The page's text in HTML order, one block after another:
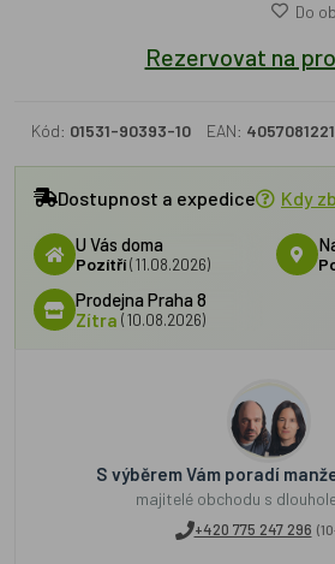
Do
Rezervovat na
Kód: 01531-90393-10 EAN:
Dostupnost a expedice Kdy
U Vás doma
Pozítří(11.08.2026)
Prodejna Praha 8
Zítra (10.08.2026)
S výběrem Vám poradí
majitelé obchodu s
+420 775 247 296